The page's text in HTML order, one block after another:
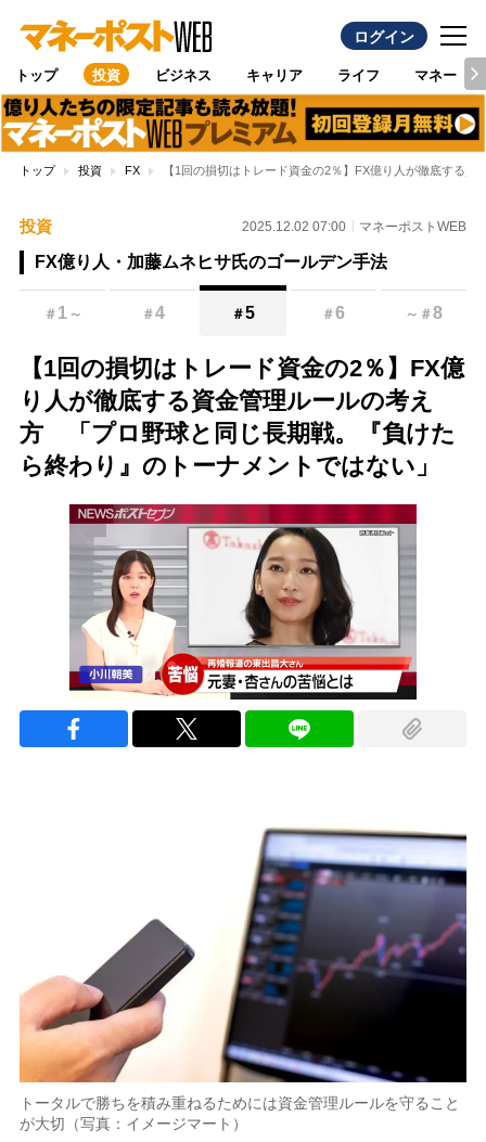
ログイン
トップ 投資 ビジネス キャリア ライフ マネー
トップ 投資 FX 【1回の損切はトレード資金の2％】FX億り人が徹底する
投資 2025.12.02 07:00 マネーポストWEB
FX億り人・加藤ムネヒサ氏のゴールデン手法
＃ 1 ～ ＃4 ＃5 ＃6 ～ ＃8
【1回の損切はトレード資金の2％】FX億
り人が徹底する資金管理ルールの考え
方 「プロ野球と同じ長期戦。『負けた
ら終わり』のトーナメントではない」
トータルで勝ちを積み重ねるためには資金管理ルールを守ること
が大切（写真：イメージマート）